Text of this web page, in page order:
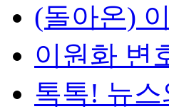
(돌아온)
이원화 변
톡톡! 뉴스